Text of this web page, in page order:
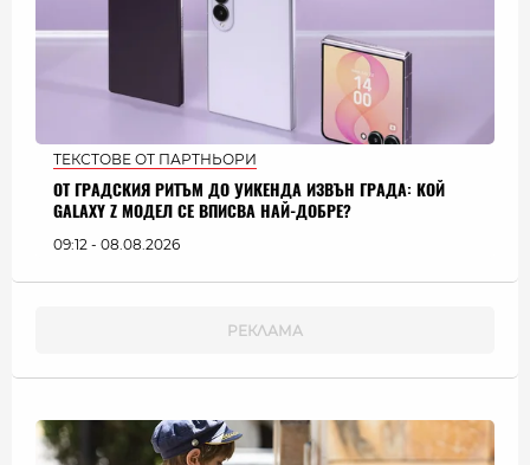
ТЕКСТОВЕ ОТ ПАРТНЬОРИ
ОТ ГРАДСКИЯ РИТЪМ ДО УИКЕНДА ИЗВЪН ГРАДА: КОЙ
GALAXY Z МОДЕЛ СЕ ВПИСВА НАЙ-ДОБРЕ?
09:12 - 08.08.2026